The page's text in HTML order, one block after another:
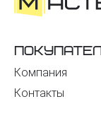
Компания
Контакты